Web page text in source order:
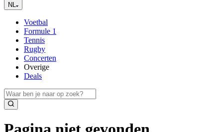
NL
Voetbal
Formule 1
Tennis
Rugby
Concerten
Overige
Deals